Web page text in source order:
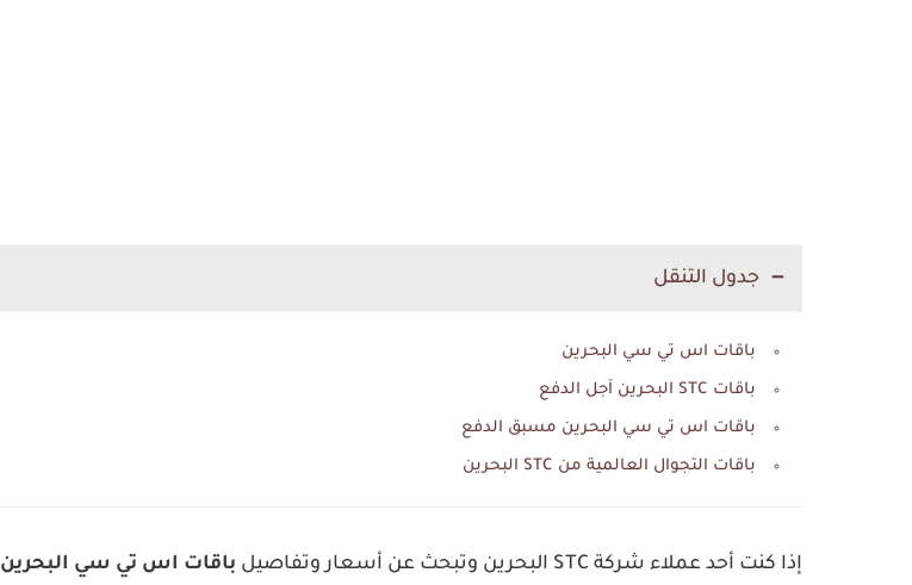
جدول التنقل
باقات اس تي سي البحرين
باقات STC البحرين آجل الدفع
باقات اس تي سي البحرين مسبق الدفع
باقات التجوال العالمية من STC البحرين
إذا كنت أحد عملاء شركة STC البحرين وتبحث عن أسعار وتفاصيل باقات اس تي سي البحرين